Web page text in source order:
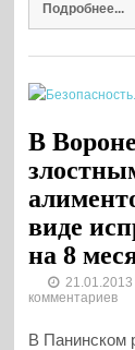
Подробнее...
В
виде
на 8
21.01.2013
комментариев
В Панинском